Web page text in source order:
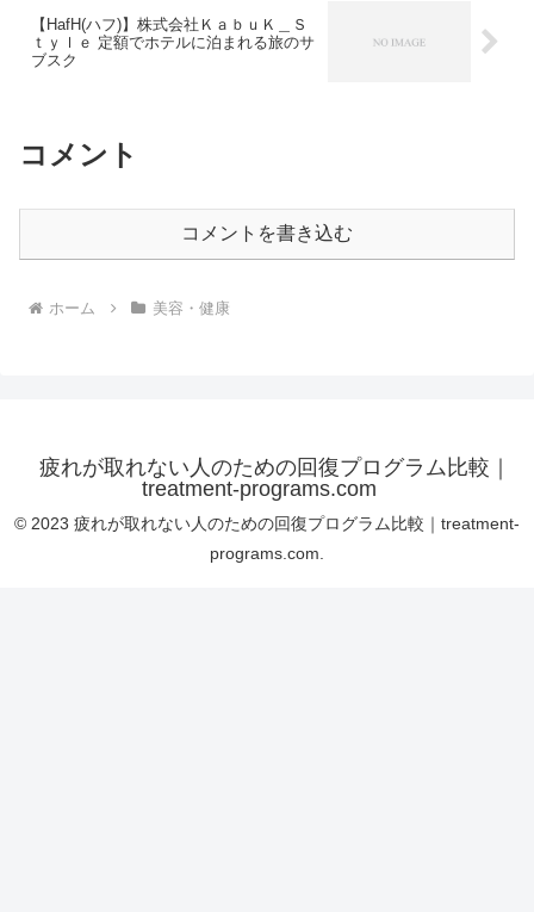
【HafH(ハフ)】株式会社ＫａｂｕＫ＿Ｓ
ｔｙｌｅ 定額でホテルに泊まれる旅のサ
ブスク
コメント
コメントを書き込む
ホーム 美容・健康
疲れが取れない人のための回復プログラム比較｜
treatment-programs.com
© 2023 疲れが取れない人のための回復プログラム比較｜treatment-
programs.com.